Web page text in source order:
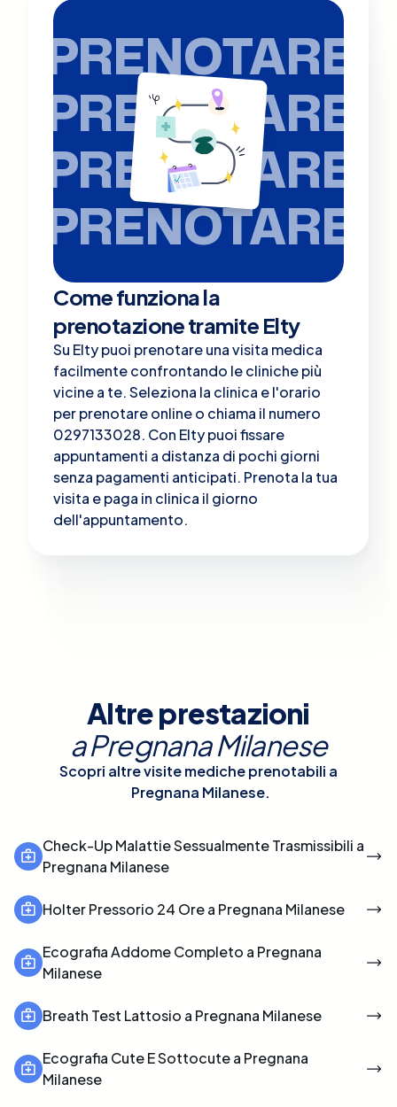
PRENOTARE
PRENOTARE
PRENOTARE
PRENOTARE
Come funziona la
prenotazione tramite Elty
Su Elty puoi prenotare una visita medica
facilmente confrontando le cliniche più
vicine a te. Seleziona la clinica e l'orario
per prenotare online o chiama il numero
0297133028. Con Elty puoi fissare
appuntamenti a distanza di pochi giorni
senza pagamenti anticipati. Prenota la tua
visita e paga in clinica il giorno
dell'appuntamento.
Altre prestazioni
aPregnana Milanese
Scopri altre visite mediche prenotabili a
Pregnana Milanese.
Check-Up Malattie Sessualmente Trasmissibili a
Pregnana Milanese
Holter Pressorio 24 Ore a Pregnana Milanese
Ecografia Addome Completo a Pregnana
Milanese
Breath Test Lattosio a Pregnana Milanese
Ecografia Cute E Sottocute a Pregnana
Milanese